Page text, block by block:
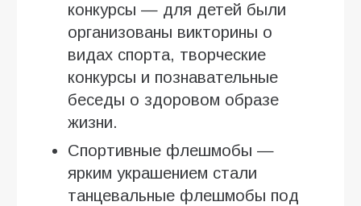
конкурсы — для детей были
организованы викторины о
видах спорта, творческие
конкурсы и познавательные
беседы о здоровом образе
жизни.
Спортивные флешмобы —
ярким украшением стали
танцевальные флешмобы под